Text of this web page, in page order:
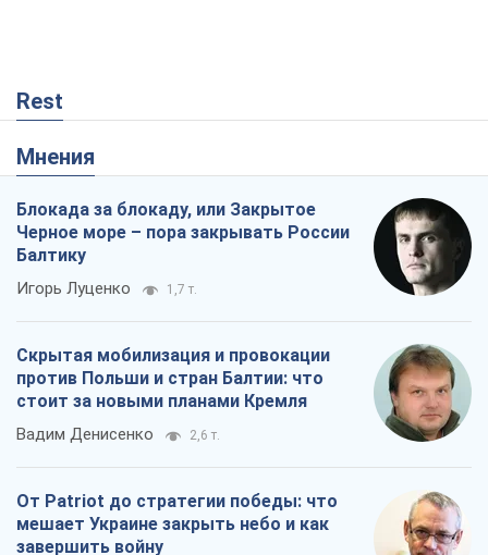
Rest
Мнения
Блокада за блокаду, или Закрытое
Черное море – пора закрывать России
Балтику
Игорь Луценко 1,7 т.
Скрытая мобилизация и провокации
против Польши и стран Балтии: что
стоит за новыми планами Кремля
Вадим Денисенко 2,6 т.
От Patriot до стратегии победы: что
мешает Украине закрыть небо и как
завершить войну